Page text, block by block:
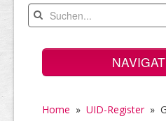
Home » UID-Register»